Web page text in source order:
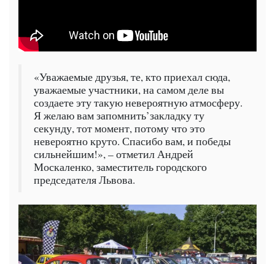
«Уважаемые друзья, те, кто приехал сюда,
уважаемые участники, на самом деле вы
создаете эту такую невероятную атмосферу.
Я желаю вам запомнить’закладку ту
секунду, тот момент, потому что это
невероятно круто. Спасибо вам, и победы
сильнейшим!», – отметил Андрей
Москаленко, заместитель городского
председателя Львова.